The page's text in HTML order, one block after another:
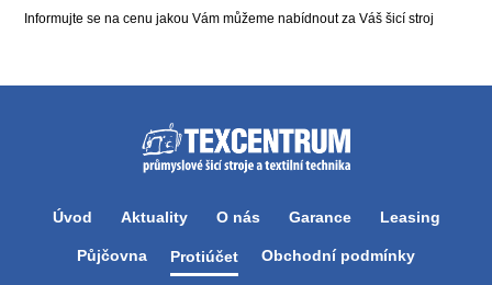
Informujte se na cenu jakou Vám můžeme nabídnout za Váš šicí stroj
Úvod Aktuality O nás Garance Leasing
Půjčovna Protiúčet Obchodní podmínky